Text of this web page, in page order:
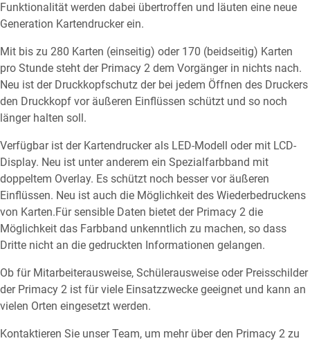
Funktionalität werden dabei übertroffen und läuten eine neue
Generation Kartendrucker ein.
Mit bis zu 280 Karten (einseitig) oder 170 (beidseitig) Karten
pro Stunde steht der Primacy 2 dem Vorgänger in nichts nach.
Neu ist der Druckkopfschutz der bei jedem Öffnen des Druckers
den Druckkopf vor äußeren Einflüssen schützt und so noch
länger halten soll.
Verfügbar ist der Kartendrucker als LED-Modell oder mit LCD-
Display. Neu ist unter anderem ein Spezialfarbband mit
doppeltem Overlay. Es schützt noch besser vor äußeren
Einflüssen. Neu ist auch die Möglichkeit des Wiederbedruckens
von Karten.Für sensible Daten bietet der Primacy 2 die
Möglichkeit das Farbband unkenntlich zu machen, so dass
Dritte nicht an die gedruckten Informationen gelangen.
Ob für Mitarbeiterausweise, Schülerausweise oder Preisschilder
der Primacy 2 ist für viele Einsatzzwecke geeignet und kann an
vielen Orten eingesetzt werden.
Kontaktieren Sie unser Team, um mehr über den Primacy 2 zu